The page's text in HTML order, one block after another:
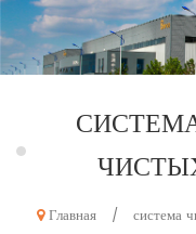
Главная / система